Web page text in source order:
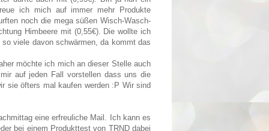
ich mich auf immer mehr Produkte
noch die mega süßen Wisch-Wasch-
Himbeere mit (0,55€). Die wollte ich
viele davon schwärmen, da kommt das
möchte ich mich an dieser Stelle auch
auf jeden Fall vorstellen dass uns die
sie öfters mal kaufen werden :P Wir sind
eine erfreuliche Mail. Ich kann es
bei einem Produkttest von TRND dabei